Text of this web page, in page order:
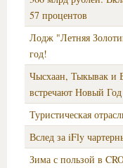
57 процентов
Лодж "Летняя
год!
Чысхаан, Тыкывак и
встречают Новый Год
Туристическая
Вслед за iFly
Зима с пользой в